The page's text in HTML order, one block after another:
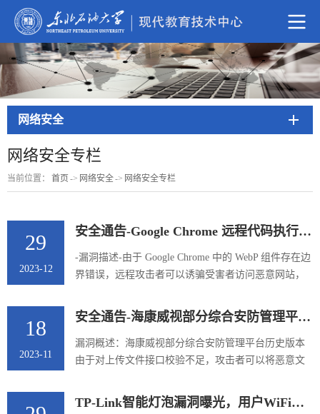
网络安全
网络安全专栏
当前位置： 首页 -> 网络安全-> 网络安全专栏
29
2023-12
安全通告-Google Chrome 远程代码执行漏洞
-漏洞描述-由于 Google Chrome 中的 WebP 组件存在边
界错误，远程攻击者可以诱骗受害者访问恶意网站，
码。-漏洞编号-QVD-2023-21923、CVE-2023-4863-漏
洞类型-代码执行-标签-关键漏洞、在野利用、影响十
万级、0day漏洞-危险等级-高危（CVSS 3.X：8.8）-补
丁或解决方案-目前官方已发布安全更新，建议用户尽
18
2023-11
安全通告-海康威视部分综合安防管理平台产品存在任意文件上传漏洞
漏洞概述：海康威视部分综合安防管理平台历史版本
由于对上传文件接口校验不足，攻击者可以将恶意文
版本和修复版本：（如升级失败，可点击 在线客服 获
取帮助）受影响的平台受影响版本号iVMS-8700V2.0.0
TP-Link智能灯泡漏洞曝光，用户WiFi密码易被窃取